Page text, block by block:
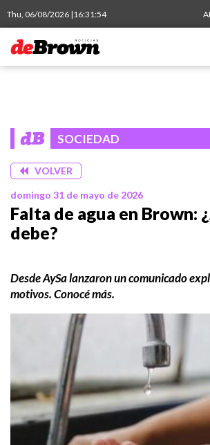
Thu, 06/08/2026 |16:31:55
SOCIEDAD
VOLVER
domingo 31 de mayo de 2026
Falta de agua en Brown:
debe?
Desde AySa lanzaron un comunicado
motivos. Conocé más.